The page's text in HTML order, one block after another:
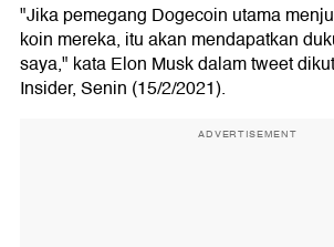
"Jika pemegang Dogecoin utama
koin mereka, itu akan mendapatkan
saya," kata Elon Musk dalam tweet
Insider, Senin (15/2/2021).
ADVERTISEMENT